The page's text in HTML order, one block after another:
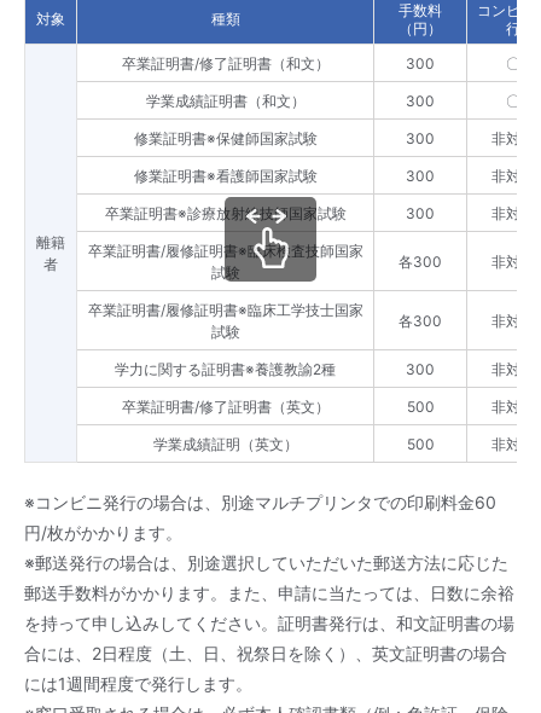
対象 種類
手数料
（円）
コンビニ
行
離籍
者
卒業証明書/修了証明書（和文） 300 〇
学業成績証明書（和文） 300 〇
修業証明書※保健師国家試験 300 非対応
修業証明書※看護師国家試験 300 非対応
卒業証明書※診療放射線技師国家試験 300 非対応
卒業証明書/履修証明書※臨床検査技師国家
試験
各300 非対応
卒業証明書/履修証明書※臨床工学技士国家
試験
各300 非対応
学力に関する証明書※養護教諭2種 300 非対応
卒業証明書/修了証明書（英文） 500 非対応
学業成績証明（英文） 500 非対応
※コンビニ発行の場合は、別途マルチプリンタでの印刷料金60
円/枚がかかります。
※郵送発行の場合は、別途選択していただいた郵送方法に応じた
郵送手数料がかかります。また、申請に当たっては、日数に余裕
を持って申し込みしてください。証明書発行は、和文証明書の場
合には、2日程度（土、日、祝祭日を除く）、英文証明書の場合
には1週間程度で発行します。